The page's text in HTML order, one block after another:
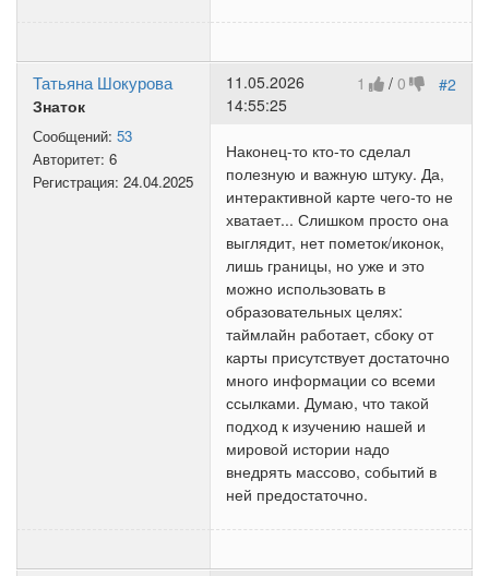
Татьяна Шокурова
Знаток
Сообщений: 53
Авторитет: 6
Регистрация: 24.04.2025
#2
1 / 0
11.05.2026
14:55:25
Наконец-то кто-то сделал
полезную и важную штуку. Да,
интерактивной карте чего-то не
хватает... Слишком просто она
выглядит, нет пометок/иконок,
лишь границы, но уже и это
можно использовать в
образовательных целях:
таймлайн работает, сбоку от
карты присутствует достаточно
много информации со всеми
ссылками. Думаю, что такой
подход к изучению нашей и
мировой истории надо
внедрять массово, событий в
ней предостаточно.